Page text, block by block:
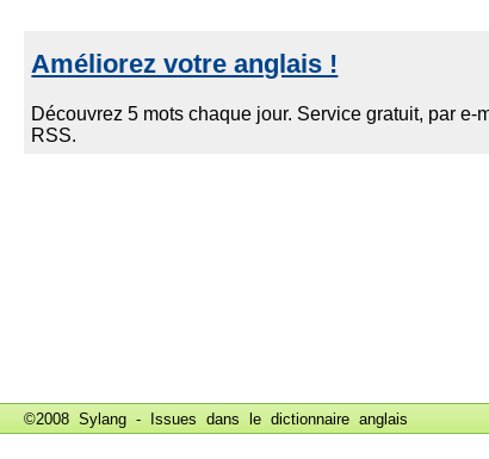
©2008 Sylang - Issues dans le dictionnaire anglais